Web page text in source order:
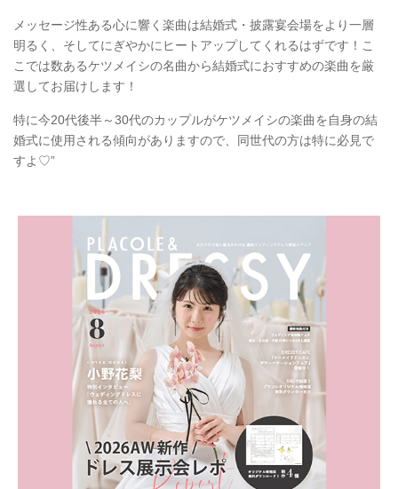
メッセージ性ある心に響く楽曲は結婚式・披露宴会場をより一層
明るく、そしてにぎやかにヒートアップしてくれるはずです！こ
こでは数あるケツメイシの名曲から結婚式におすすめの楽曲を厳
選してお届けします！
特に今20代後半～30代のカップルがケツメイシの楽曲を自身の結
婚式に使用される傾向がありますので、同世代の方は特に必見で
すよ♡”